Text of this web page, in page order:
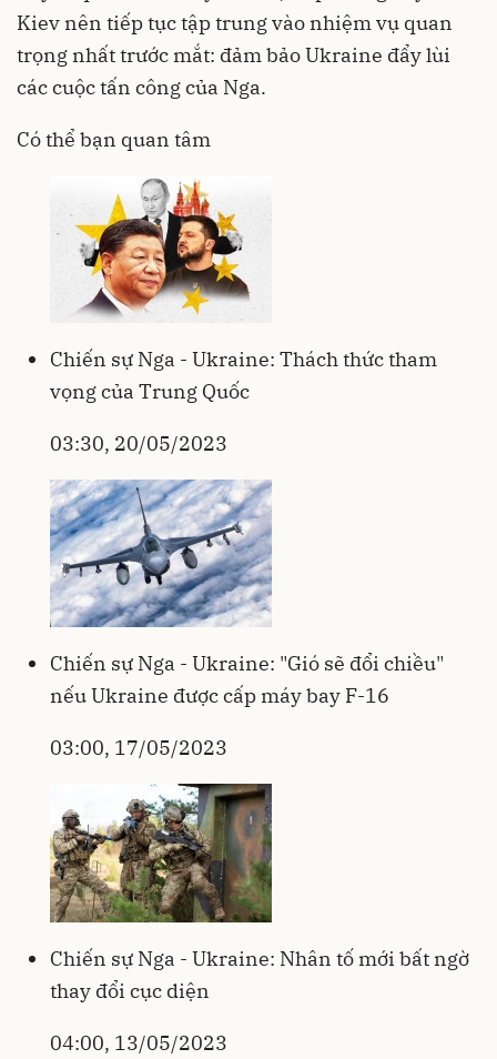
Kiev nên tiếp tục tập trung vào nhiệm vụ quan
trọng nhất trước mắt: đảm bảo Ukraine đẩy lùi
các cuộc tấn công của Nga.
Có thể bạn quan tâm
Chiến sự Nga - Ukraine: Thách thức tham
vọng của Trung Quốc
03:30, 20/05/2023
Chiến sự Nga - Ukraine: "Gió sẽ đổi chiều"
nếu Ukraine được cấp máy bay F-16
03:00, 17/05/2023
Chiến sự Nga - Ukraine: Nhân tố mới bất ngờ
thay đổi cục diện
04:00, 13/05/2023